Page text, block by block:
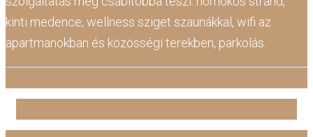
kinti medence, wellness sziget szaunákkal, wifi az
apartmanokban és közösségi terekben, parkolás.